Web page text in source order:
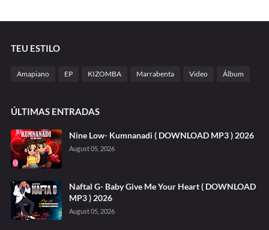
TEU ESTILO
Amapiano EP KIZOMBA Marrabenta Video Álbum
ÚLTIMAS ENTRADAS
Nine Low- Kumnanadi ( DOWNLOAD MP3 ) 2026
August 05, 2026
Naftal G- Baby Give Me Your Heart ( DOWNLOAD
MP3 ) 2026
August 05, 2026